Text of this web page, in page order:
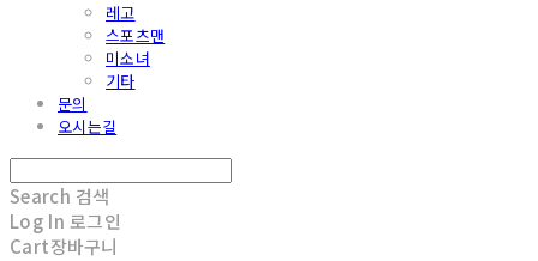
레고
스포츠맨
미소녀
기타
문의
오시는길
Search 검색
Log In 로그인
Cart장바구니